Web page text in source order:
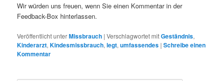
Wir würden uns freuen, wenn Sie einen Kommentar in der
Feedback-Box hinterlassen.
Veröffentlicht unterMissbrauch |Verschlagwortet mitGeständnis,
Kinderarzt,Kindesmissbrauch,legt,umfassendes |Schreibe einen
Kommentar